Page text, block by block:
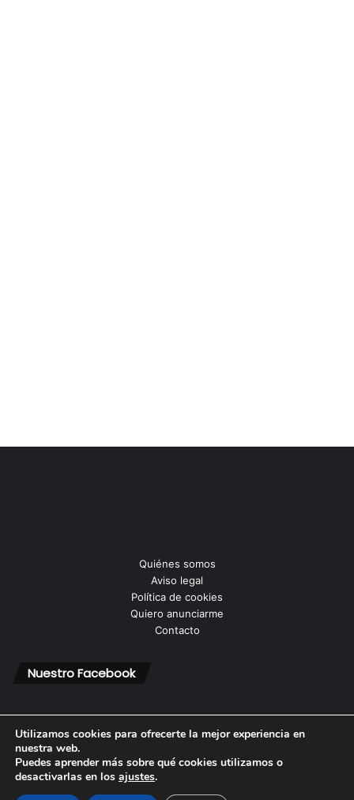
Quiénes somos
Aviso legal
Política de cookies
Quiero anunciarme
Contacto
Nuestro Facebook
© Copyright 2026, Todos los derechos reservados |
Utilizamos cookies para ofrecerte la mejor experiencia en
nuestra web.
Puedes aprender más sobre qué cookies utilizamos o
desactivarlas en los ajustes.